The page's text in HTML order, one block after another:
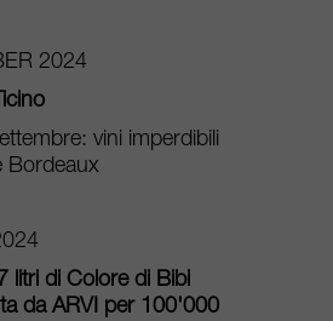
2024
vini imperdibili
Bordeaux
litri di Colore di Bibi
da ARVI per 100'000